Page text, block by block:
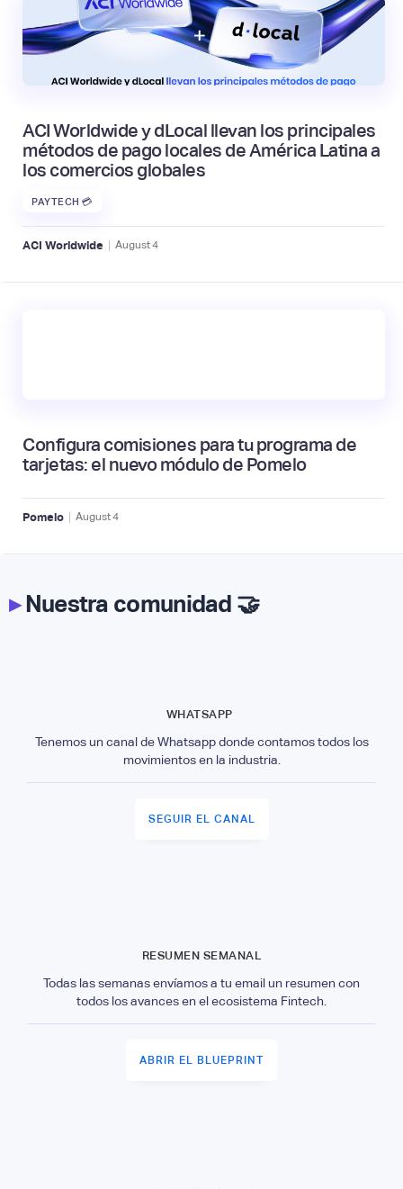
ACI Worldwide y dLocal llevan los principales
métodos de pago locales de América Latina a
los comercios globales
PAYTECH 💳
ACI Worldwide | August4
Configura comisiones para tu programa de
tarjetas: el nuevo módulo de Pomelo
Pomelo | August4
▸Nuestra comunidad 🤝
WHATSAPP
Tenemos un canal de Whatsapp donde contamos todos los
movimientos en la industria.
SEGUIR EL CANAL
RESUMEN SEMANAL
Todas las semanas envíamos a tu email un resumen con
todos los avances en el ecosistema Fintech.
ABRIR EL BLUEPRINT